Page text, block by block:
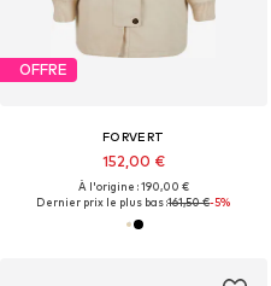
OFFRE
FORVERT
152,00 €
À l'origine : 190,00 €
Dernier prix le plus bas :161,50 €-5%